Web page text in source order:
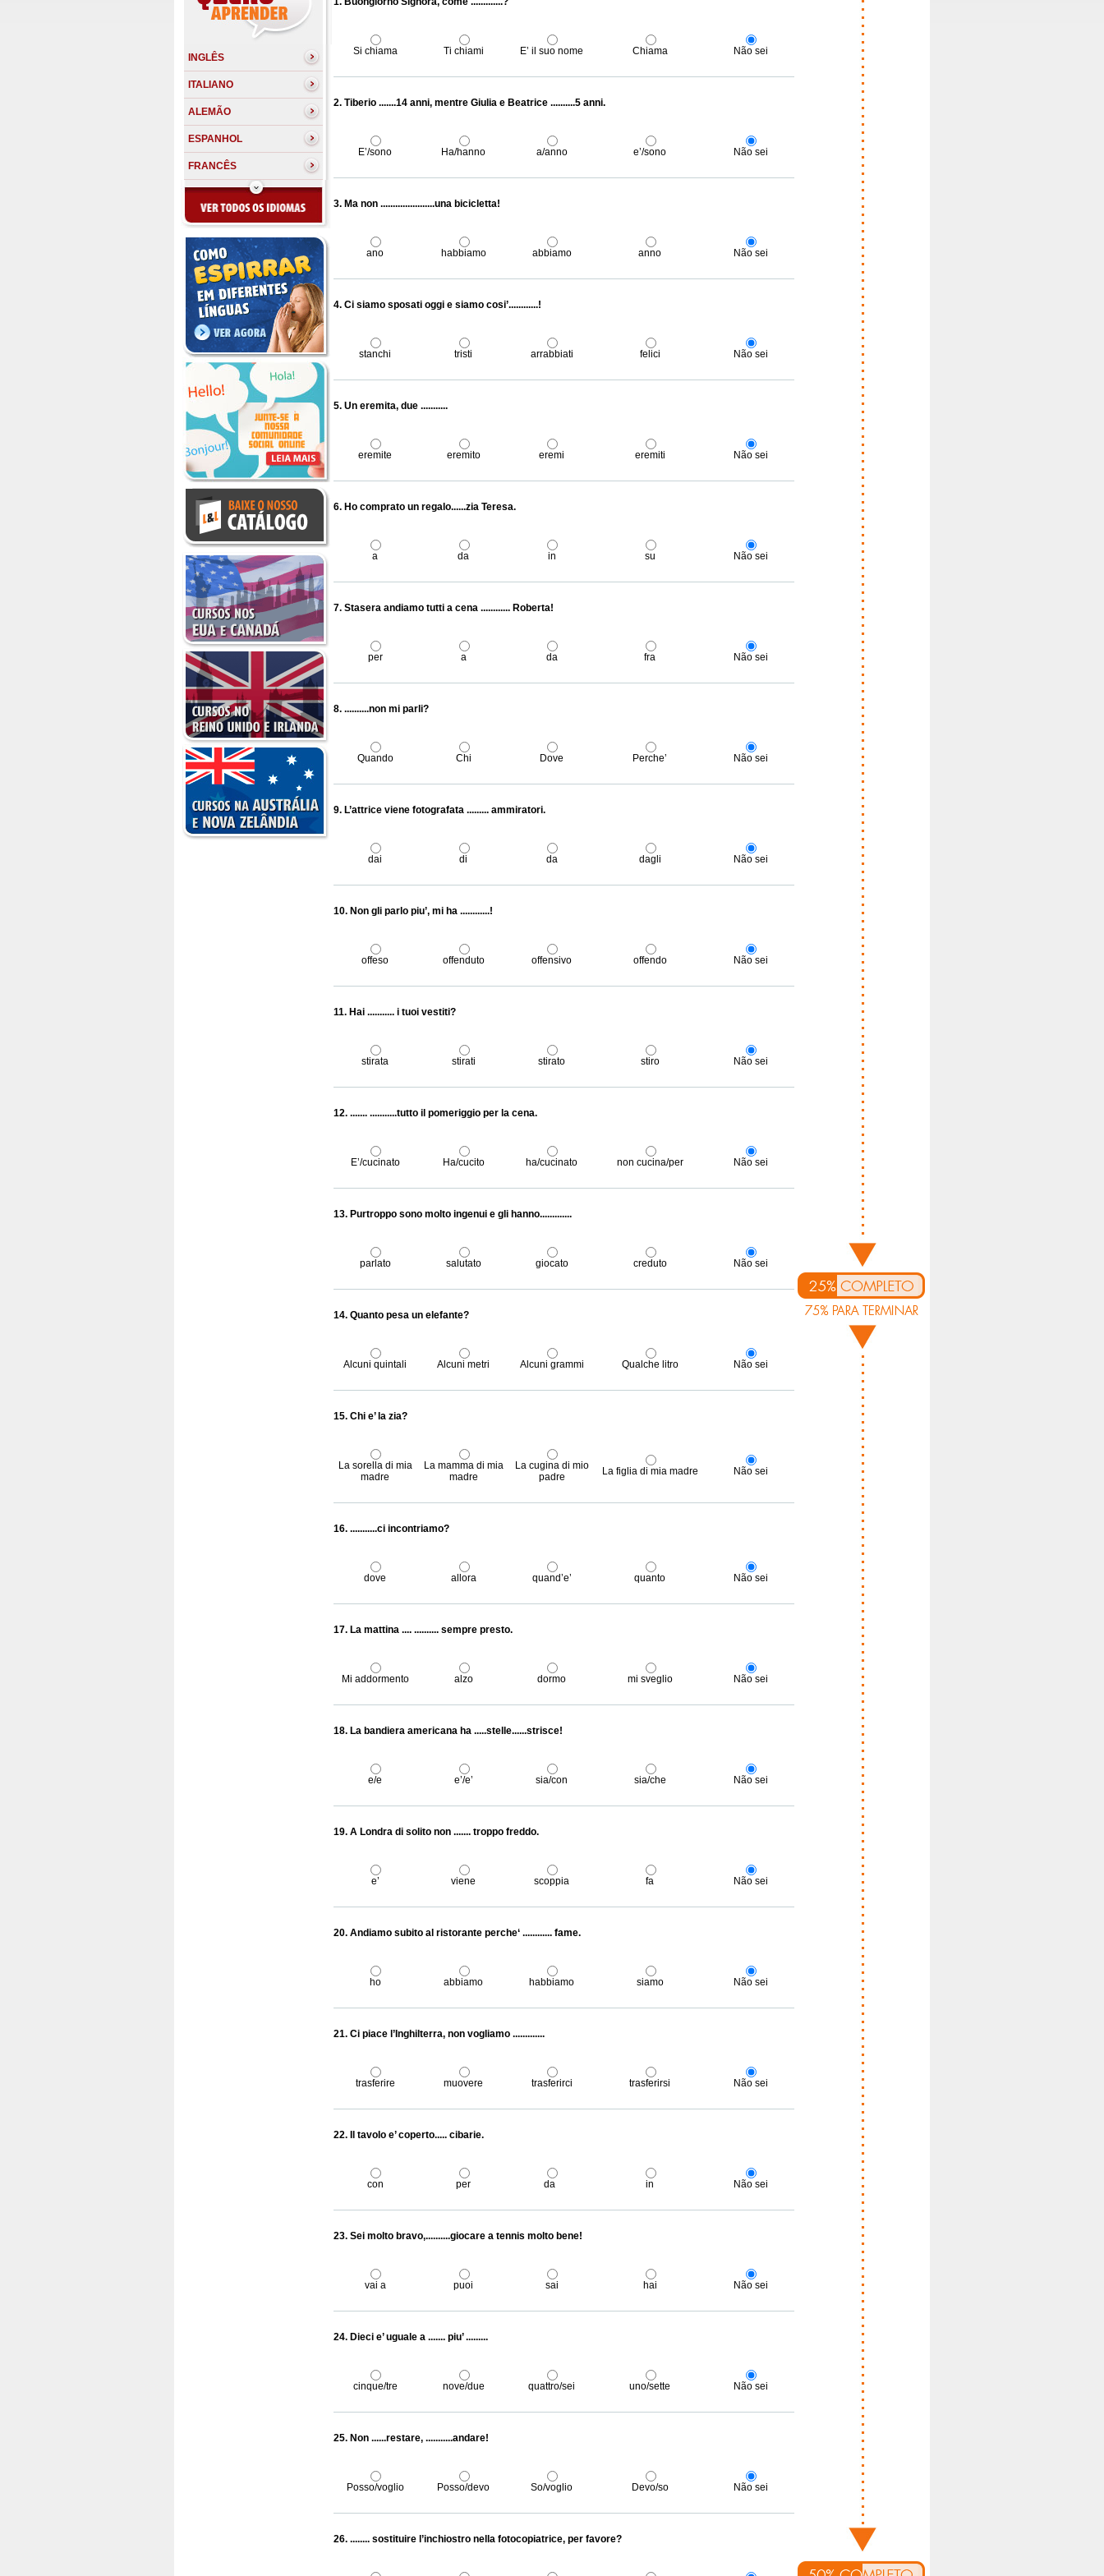
INGLÊS
ITALIANO
ALEMÃO
ESPANHOL
FRANCÊS
Si chiama Ti chiami E’ il suo nome Chiama Não sei
2. Tiberio .......14 anni, mentre Giulia e Beatrice ..........5 anni.
E’/sono Ha/hanno a/anno e’/sono Não sei
3. Ma non ......................una bicicletta!
ano habbiamo abbiamo anno Não sei
4. Ci siamo sposati oggi e siamo cosi’............!
stanchi tristi arrabbiati felici Não sei
5. Un eremita, due ...........
eremite eremito eremi eremiti Não sei
6. Ho comprato un regalo......zia Teresa.
a da in su Não sei
7. Stasera andiamo tutti a cena ............ Roberta!
per a da fra Não sei
8. ..........non mi parli?
Quando Chi Dove Perche’ Não sei
9. L’attrice viene fotografata ......... ammiratori.
dai di da dagli Não sei
10. Non gli parlo piu’, mi ha ............!
offeso offenduto offensivo offendo Não sei
11. Hai ........... i tuoi vestiti?
stirata stirati stirato stiro Não sei
12. ....... ...........tutto il pomeriggio per la cena.
E’/cucinato Ha/cucito ha/cucinato non cucina/per Não sei
13. Purtroppo sono molto ingenui e gli hanno.............
parlato salutato giocato creduto Não sei
14. Quanto pesa un elefante?
Alcuni quintali Alcuni metri Alcuni grammi Qualche litro Não sei
15. Chi e’ la zia?
La sorella di mia
madre
La mamma di mia
madre
La cugina di mio
padre
La figlia di mia madre Não sei
16. ...........ci incontriamo?
dove allora quand’e’ quanto Não sei
17. La mattina .... .......... sempre presto.
Mi addormento alzo dormo mi sveglio Não sei
18. La bandiera americana ha .....stelle......strisce!
e/e e’/e’ sia/con sia/che Não sei
19. A Londra di solito non ....... troppo freddo.
e’ viene scoppia fa Não sei
20. Andiamo subito al ristorante perche‘ ............ fame.
ho abbiamo habbiamo siamo Não sei
21. Ci piace l’Inghilterra, non vogliamo .............
trasferire muovere trasferirci trasferirsi Não sei
22. Il tavolo e’ coperto..... cibarie.
con per da in Não sei
23. Sei molto bravo,..........giocare a tennis molto bene!
vai a puoi sai hai Não sei
24. Dieci e’ uguale a ....... piu’ .........
cinque/tre nove/due quattro/sei uno/sette Não sei
25. Non ......restare, ...........andare!
Posso/voglio Posso/devo So/voglio Devo/so Não sei
26. ........ sostituire l’inchiostro nella fotocopiatrice, per favore?